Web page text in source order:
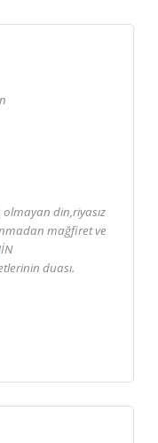
olmayan din,riyasız
mağfiret ve
duası.